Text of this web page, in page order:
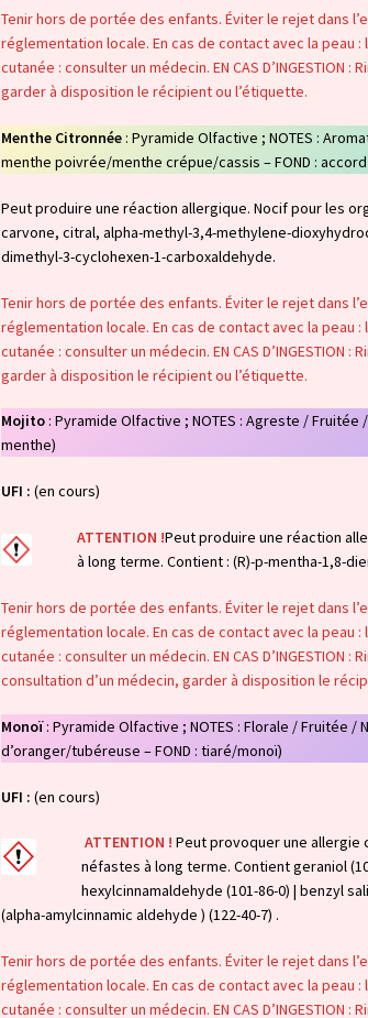
Tenir hors de portée des enfants. Éviter le rejet dans
réglementation locale. En cas de contact avec la peau :
cutanée : consulter un médecin. EN CAS D’INGESTION
garder à disposition le récipient ou l’étiquette.
Menthe Citronnée: Pyramide Olfactive ; NOTES :
menthe poivrée/menthe crépue/cassis – FOND :
Peut produire une réaction allergique. Nocif pour les
carvone, citral, alpha-methyl-3,4-methylene-
dimethyl-3-cyclohexen-1-carboxaldehyde.
Tenir hors de portée des enfants. Éviter le rejet dans
réglementation locale. En cas de contact avec la peau :
cutanée : consulter un médecin. EN CAS D’INGESTION
garder à disposition le récipient ou l’étiquette.
Mojito: Pyramide Olfactive ; NOTES : Agreste / Fruitée
menthe)
UFI : (en cours)
ATTENTION !Peut produire une réaction
à long terme. Contient : (R)-p-mentha-1,8-
Tenir hors de portée des enfants. Éviter le rejet dans
réglementation locale. En cas de contact avec la peau :
cutanée : consulter un médecin. EN CAS D’INGESTION
consultation d’un médecin, garder à disposition le
Monoï: Pyramide Olfactive ; NOTES : Florale / Fruitée /
d’oranger/tubéreuse – FOND : tiaré/monoï)
UFI : (en cours)
ATTENTION ! Peut provoquer une allergie
néfastes à long terme. Contient geraniol
hexylcinnamaldehyde (101-86-0) | benzyl
(alpha-amylcinnamic aldehyde ) (122-40-7) .
Tenir hors de portée des enfants. Éviter le rejet dans
réglementation locale. En cas de contact avec la peau :
cutanée : consulter un médecin. EN CAS D’INGESTION